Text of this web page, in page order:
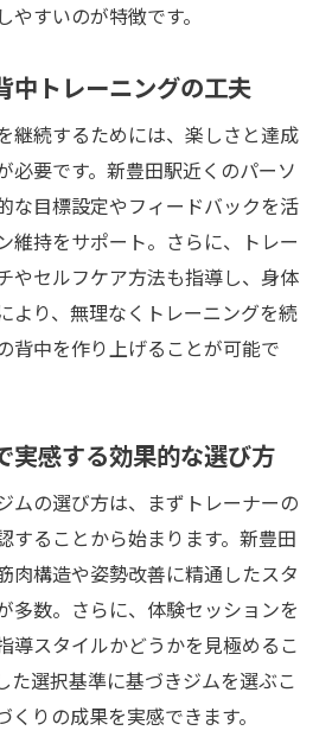
すいのが特徴です。
中トレーニングの工夫
継続するためには、楽しさと達成
必要です。新豊田駅近くのパーソ
な目標設定やフィードバックを活
維持をサポート。さらに、トレー
やセルフケア方法も指導し、身体
より、無理なくトレーニングを続
背中を作り上げることが可能で
実感する効果的な選び方
ムの選び方は、まずトレーナーの
することから始まります。新豊田
肉構造や姿勢改善に精通したスタ
多数。さらに、体験セッションを
導スタイルかどうかを見極めるこ
た選択基準に基づきジムを選ぶこ
くりの成果を実感できます。